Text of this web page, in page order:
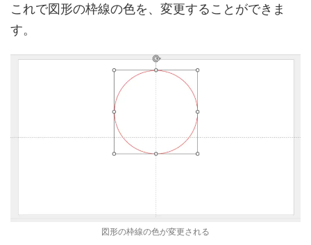
これで図形の枠線の色を、変更することができま
す。
図形の枠線の色が変更される